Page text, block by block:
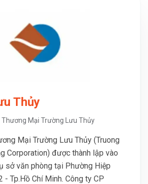
Thủy
Thương Mại Trường Lưu Thủy
Mại Trường Lưu Thủy (Truong
Corporation) được thành lập vào
sở văn phòng tại Phường Hiệp
- Tp.Hồ Chí Minh. Công ty CP